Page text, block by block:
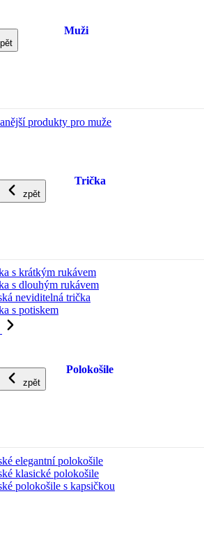
Muži
produkty pro muže
zpět
Trička
s krátkým rukávem
s dlouhým rukávem
neviditelná trička
s potiskem
zpět
Polokošile
elegantní polokošile
klasické polokošile
polokošile s kapsičkou